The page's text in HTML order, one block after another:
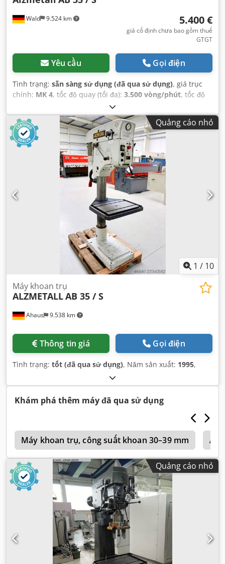
Wald 9.524 km 5.400 €
giá cố định chưa bao gồm thuế
GTGT
Yêu cầu Gọi điện
Tình trạng: sẵn sàng sử dụng (đã qua sử dụng), giá trục
chính: MK 4, tốc độ quay (tối đa): 3.500 vòng/phút, tốc độ
, độ sâu họng:
Quảng cáo nhỏ
1 / 10
Ahaus 9.538 km
Máy khoan trụ
ALZMETALLAB 35 / S
Thông tin giá Gọi điện
Tình trạng: tốt (đã qua sử dụng), Năm sản xuất: 1995,
Khám phá thêm máy đã qua sử dụng
Máy khoan trụ, công suất khoan 30–39 mm
Quảng cáo nhỏ